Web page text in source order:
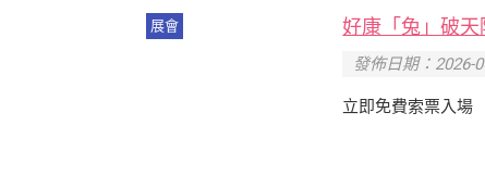
展會 好康「兔」破天
發佈日期：2026-
立即免費索票入場